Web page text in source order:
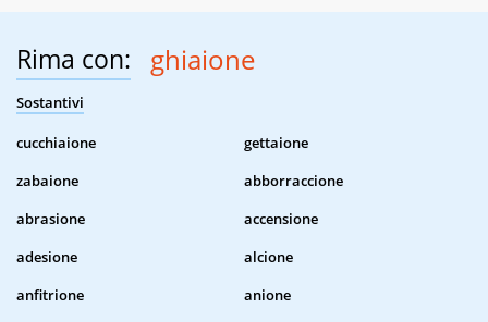
Rima con: ghiaione
Sostantivi
cucchiaione
gettaione
zabaione
abborraccione
abrasione
accensione
adesione
alcione
anfitrione
anione